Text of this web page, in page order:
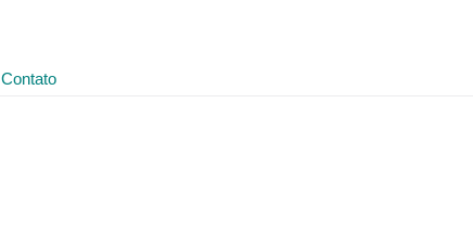
Contato